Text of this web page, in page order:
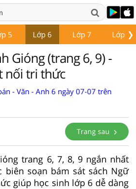
❯
5 Lớp 6 Lớp 7 Lớp 8
Gióng (trang 6, 9) -
nối tri thức
- Văn - Anh 6 ngày 07-07 trên
Trang sau
trang 6, 7, 8, 9 ngắn nhất
biên soạn bám sát sách Ngữ
giúp học sinh lớp 6 dễ dàng